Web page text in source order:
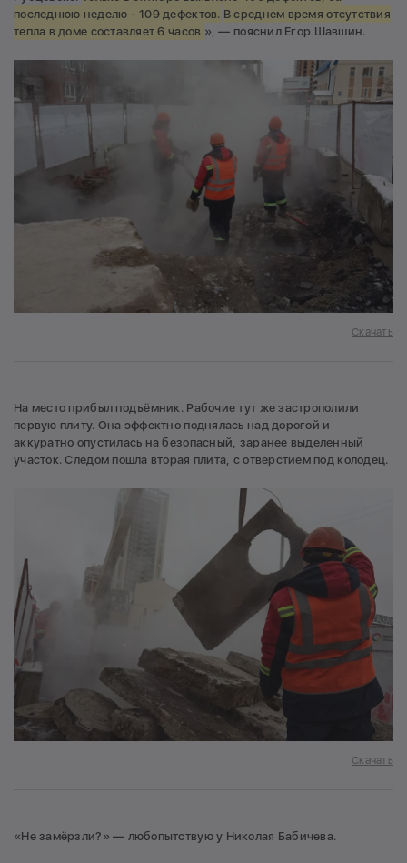
последнюю неделю - 109 дефектов. В среднем время отсутствия
тепла в доме составляет 6 часов », — пояснил Егор Шавшин.
Скачать
На место прибыл подъёмник. Рабочие тут же застрополили
первую плиту. Она эффектно поднялась над дорогой и
аккуратно опустилась на безопасный, заранее выделенный
участок. Следом пошла вторая плита, с отверстием под колодец.
Скачать
«Не замёрзли?» — любопытствую у Николая Бабичева.